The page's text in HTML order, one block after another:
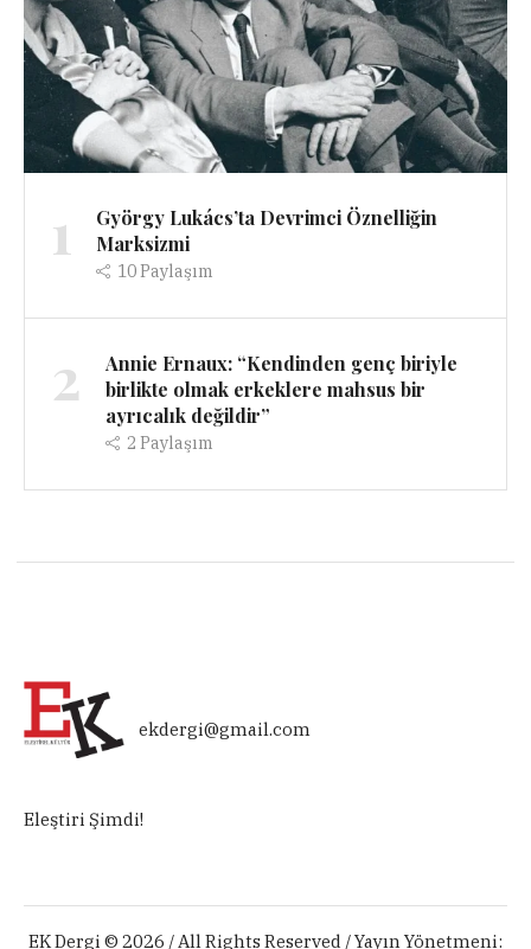
1
György Lukács’ta Devrimci Öznelliğin
Marksizmi
10Paylaşım
2
Annie Ernaux: “Kendinden genç biriyle
birlikte olmak erkeklere mahsus bir
ayrıcalık değildir”
2 Paylaşım
ekdergi@gmail.com
Eleştiri Şimdi!
EK Dergi © 2026 / All Rights Reserved / Yayın Yönetmeni: